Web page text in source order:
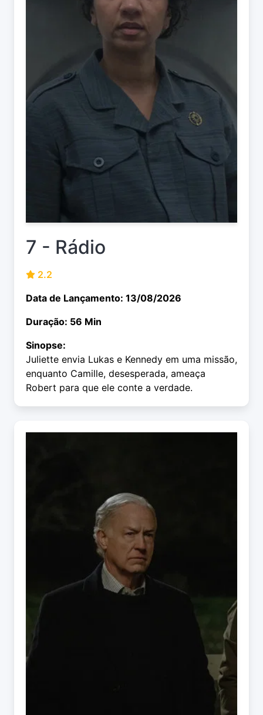
7 - Rádio
2.2
Data de Lançamento: 13/08/2026
Duração: 56 Min
Sinopse:
Juliette envia Lukas e Kennedy em uma missão,
enquanto Camille, desesperada, ameaça
Robert para que ele conte a verdade.